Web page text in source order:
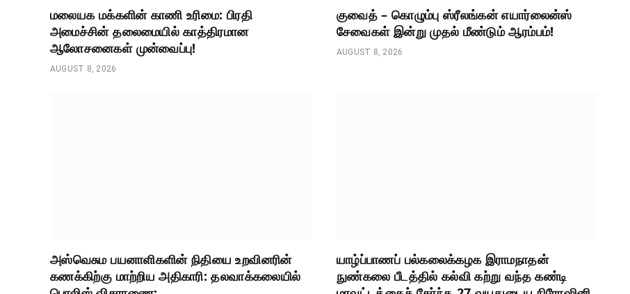
மலையக மக்களின் காணி உரிமை: பிரதி
அமைச்சின் தலைமையில் காத்திரமான
ஆலோசனைகள் முன்வைப்பு!
AUGUST 8, 2026
குவைத் – கொழும்பு ஸ்ரீலங்கன் எயார்லைன்ஸ்
சேவைகள் இன்று முதல் மீண்டும் ஆரம்பம்!
AUGUST 8, 2026
அஸ்வெசும பயனாளிகளின் நிதியை உறவினரின்
கணக்கிற்கு மாற்றிய அதிகாரி: தலவாக்கலையில்
யாழ்ப்பாணப் பல்கலைக்கழக இராமநாதன்
நுண்கலை பீடத்தில் கல்வி கற்று வந்த கண்டி